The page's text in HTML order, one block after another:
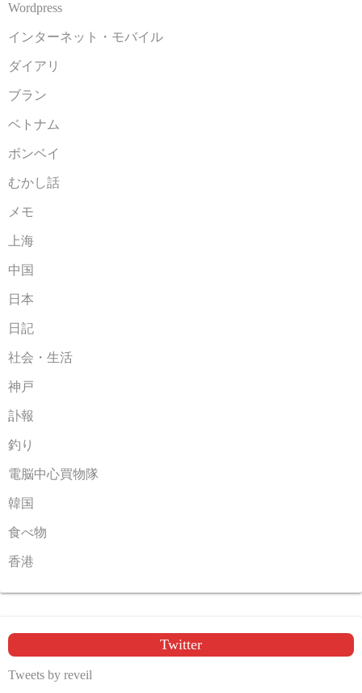
Wordpress
インターネット・モバイル
ダイアリ
ブラン
ベトナム
ボンベイ
むかし話
メモ
上海
中国
日本
日記
社会・生活
神戸
訃報
釣り
電脳中心買物隊
韓国
食べ物
香港
Twitter
Tweets by reveil